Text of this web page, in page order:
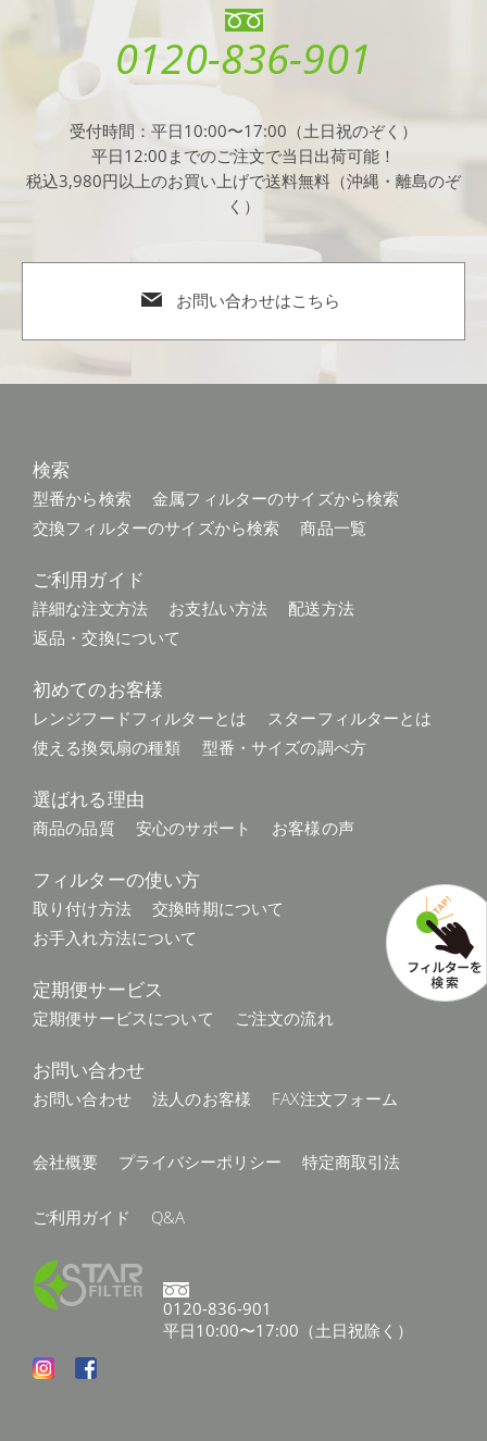
0120-836-901
受付時間：平日10:00〜17:00（土日祝のぞく）
平日12:00までのご注文で当日出荷可能！
税込3,980円以上のお買い上げで送料無料（沖縄・離島のぞ
く）
お問い合わせはこちら
検索
型番から検索
金属フィルターのサイズから検索
交換フィルターのサイズから検索
商品一覧
ご利用ガイド
詳細な注文方法 お支払い方法
配送方法
返品・交換について
初めてのお客様
レンジフードフィルターとは
スターフィルターとは
使える換気扇の種類
型番・サイズの調べ方
選ばれる理由
商品の品質 安心のサポート お客様の声
フィルターの使い方
取り付け方法
交換時期について
お手入れ方法について
定期便サービス
定期便サービスについて ご注文の流れ
お問い合わせ
お問い合わせ 法人のお客様 FAX注文フォーム
会社概要 プライバシーポリシー 特定商取引法
ご利用ガイド Q&A
0120-836-901
平日10:00〜17:00（土日祝除く）